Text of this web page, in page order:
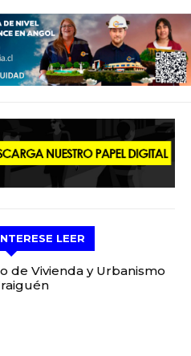
LEER
de Vivienda y Urbanismo